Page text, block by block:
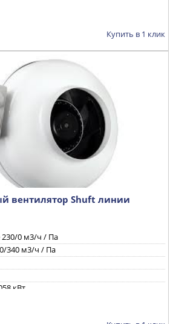
Купить в 1 клик
вентилятор Shuft линии
230/0 м3/ч / Па
0/340 м3/ч / Па
кВт
через корпус при ηmax